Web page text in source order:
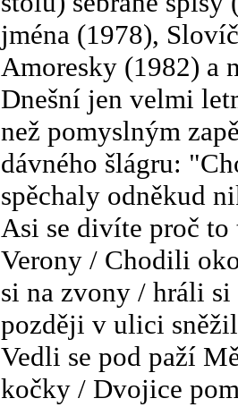
jména (1978),
Amoresky (1982) a
Dnešní jen velmi
než pomyslným
dávného šlágru:
spěchaly odněkud
Asi se divíte proč
Verony / Chodili
si na zvony / hráli
později v ulici
Vedli se pod paží
kočky / Dvojice